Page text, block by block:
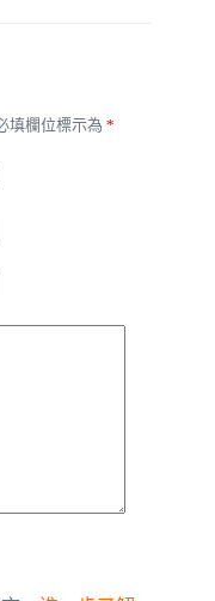
填欄位標示為 *